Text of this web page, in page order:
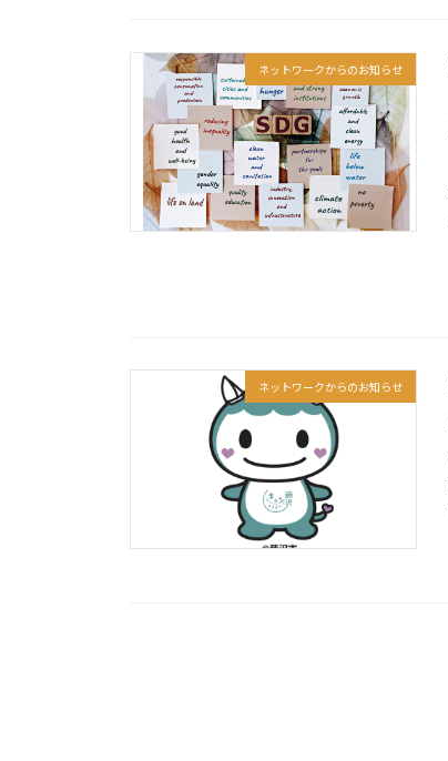
ネットワークからのお知らせ
ネットワークからのお知らせ